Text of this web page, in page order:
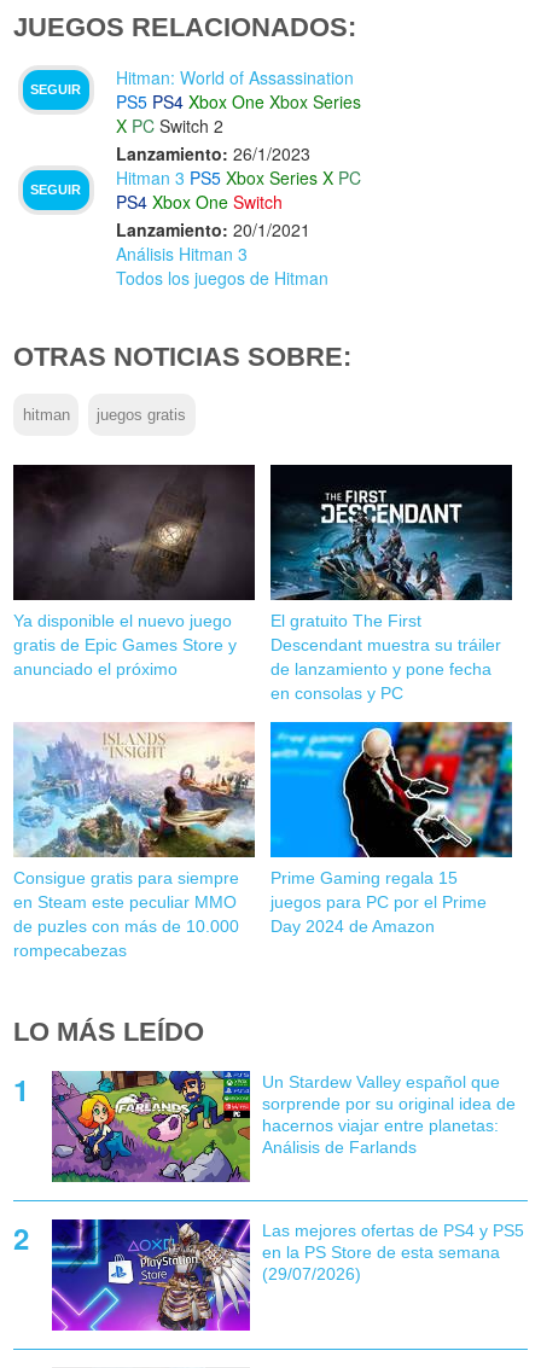
JUEGOS RELACIONADOS:
SEGUIR
Hitman: World of Assassination
PS5 PS4 Xbox One Xbox Series
X PC Switch 2
Lanzamiento: 26/1/2023
SEGUIR
Hitman 3 PS5 Xbox Series X PC
PS4 Xbox One Switch
Lanzamiento: 20/1/2021
Análisis Hitman 3
Todos los juegos de Hitman
OTRAS NOTICIAS SOBRE:
hitman juegos gratis
Ya disponible el nuevo juego
gratis de Epic Games Store y
anunciado el próximo
El gratuito The First
Descendant muestra su tráiler
de lanzamiento y pone fecha
en consolas y PC
Consigue gratis para siempre
en Steam este peculiar MMO
de puzles con más de 10.000
rompecabezas
Prime Gaming regala 15
juegos para PC por el Prime
Day 2024 de Amazon
LO MÁS LEÍDO
Un Stardew Valley español que
sorprende por su original idea de
hacernos viajar entre planetas:
Análisis de Farlands
Las mejores ofertas de PS4 y PS5
en la PS Store de esta semana
(29/07/2026)